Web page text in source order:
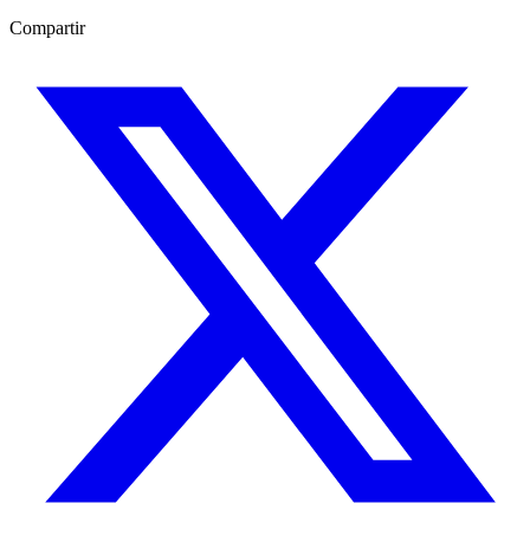
Compartir